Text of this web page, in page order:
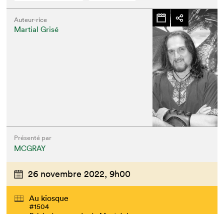
Que cherchez-vous?
Auteur·rice
Martial Grisé
Présenté par
MCGRAY
26 novembre 2022, 9h00
Au kiosque
#1504